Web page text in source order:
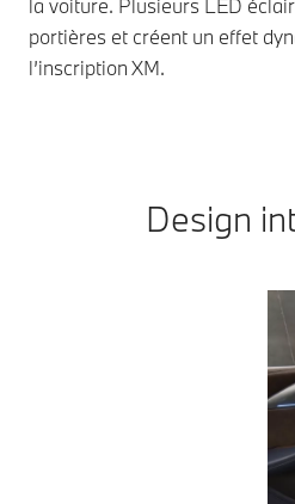
la voiture. Plusieurs LED
portières et créent un effet
l’inscription XM.
Design